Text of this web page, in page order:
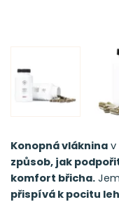
Konopná vláknina v
způsob, jak
komfort břicha.
přispívá k pocitu